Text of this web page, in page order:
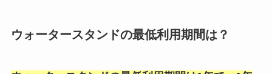
ウォータースタンドの最低利用期間は？